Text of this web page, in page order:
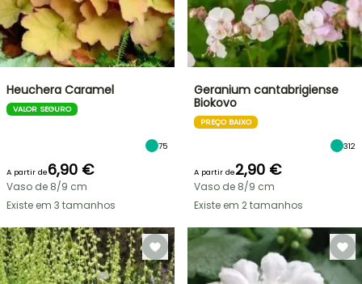
Heuchera Caramel
VALOR SEGURO
75
A partir de6,90 €
Vaso de 8/9 cm
Existe em 3 tamanhos
Geranium cantabrigiense
Biokovo
PREÇO BAIXO
312
A partir de2,90 €
Vaso de 8/9 cm
Existe em 2 tamanhos